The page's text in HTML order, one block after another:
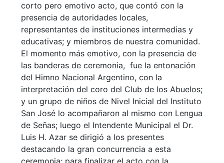
corto pero emotivo acto, que contó con la
presencia de autoridades locales,
representantes de instituciones intermedias y
educativas; y miembros de nuestra comunidad.
El momento más emotivo, con la presencia de
las banderas de ceremonia, fue la entonación
del Himno Nacional Argentino, con la
interpretación del coro del Club de los Abuelos;
y un grupo de niños de Nivel Inicial del Instituto
San José lo acompañaron al mismo con Lengua
de Señas; luego el Intendente Municipal el Dr.
Luis H. Azar se dirigió a los presentes
destacando la gran concurrencia a esta